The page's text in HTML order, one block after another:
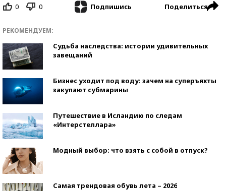
0 0 Подпишись Поделиться
РЕКОМЕНДУЕМ:
Судьба наследства: истории удивительных
завещаний
Бизнес уходит под воду: зачем на суперъяхты
закупают субмарины
Путешествие в Исландию по следам
«Интерстеллара»
Модный выбор: что взять с собой в отпуск?
Самая трендовая обувь лета – 2026